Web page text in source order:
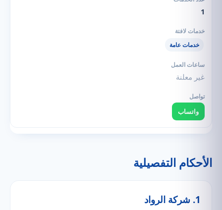
1
خدمات عامة
غير معلنة
واتساب
الأحكام التفصيلية
1. شركة الرواد